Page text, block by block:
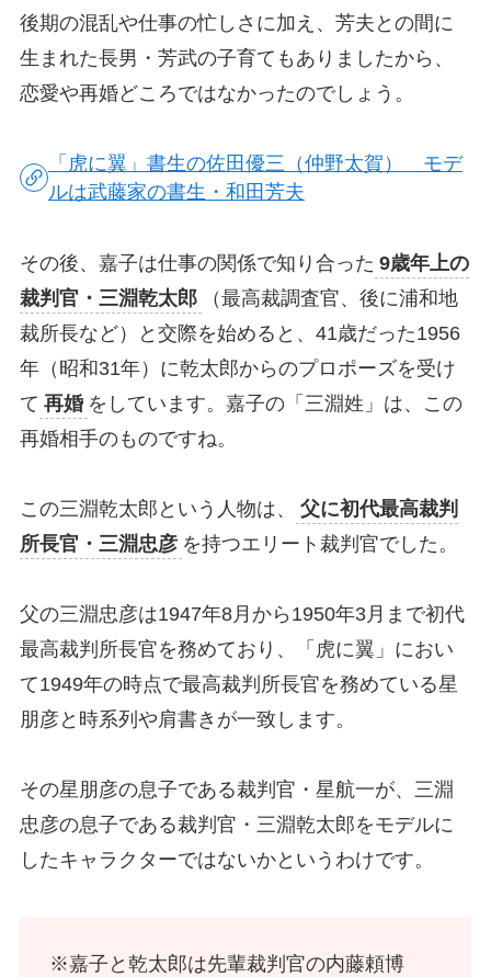
後期の混乱や仕事の忙しさに加え、芳夫との間に
生まれた長男・芳武の子育てもありましたから、
恋愛や再婚どころではなかったのでしょう。
「虎に翼」書生の佐田優三（仲野太賀） モデ
ルは武藤家の書生・和田芳夫
その後、嘉子は仕事の関係で知り合った 9歳年上の
裁判官・三淵乾太郎
（最高裁調査官、後に浦和地
裁所長など）と交際を始めると、41歳だった1956
年（昭和31年）に乾太郎からのプロポーズを受け
て 再婚 をしています。嘉子の「三淵姓」は、この
再婚相手のものですね。
この三淵乾太郎という人物は、
父に初代最高裁判
所長官・三淵忠彦 を持つエリート裁判官でした。
父の三淵忠彦は1947年8月から1950年3月まで初代
最高裁判所長官を務めており、「虎に翼」におい
て1949年の時点で最高裁判所長官を務めている星
朋彦と時系列や肩書きが一致します。
その星朋彦の息子である裁判官・星航一が、三淵
忠彦の息子である裁判官・三淵乾太郎をモデルに
したキャラクターではないかというわけです。
※嘉子と乾太郎は先輩裁判官の内藤頼博